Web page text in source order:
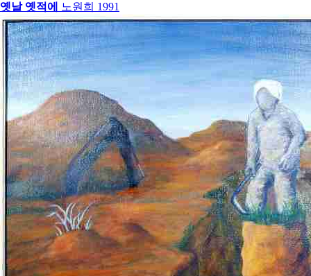
옛날 옛적에 노원희 1991